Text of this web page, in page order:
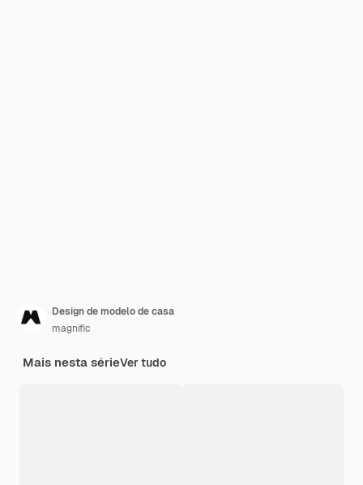
Design de modelo de casa
magnific
Mais nesta sérieVer tudo